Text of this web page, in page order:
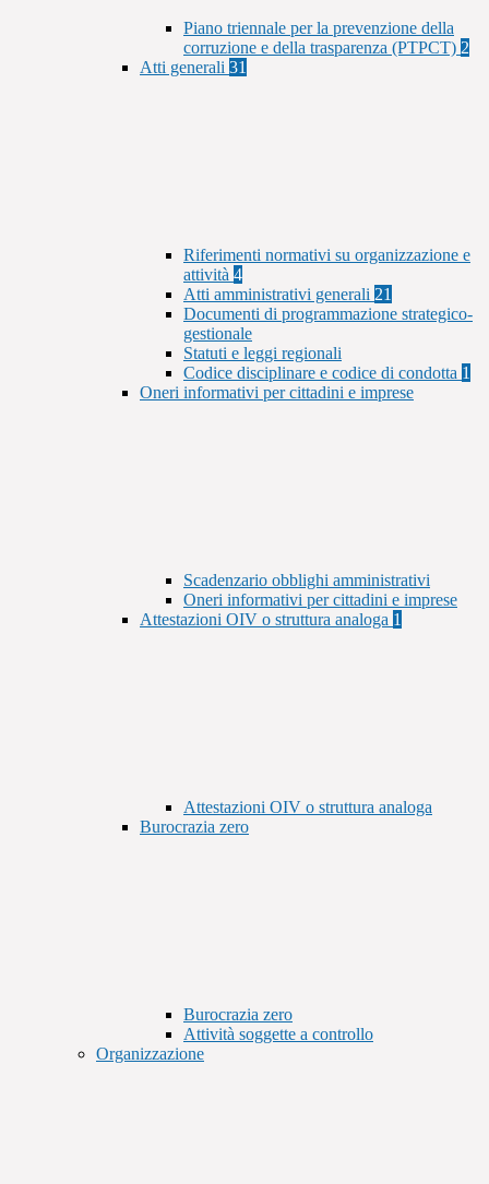
Piano triennale per la prevenzione della
corruzione e della trasparenza (PTPCT) 2
Atti generali 31
Riferimenti normativi su organizzazione e
attività 4
Atti amministrativi generali 21
Documenti di programmazione strategico-
gestionale
Statuti e leggi regionali
Codice disciplinare e codice di condotta 1
Oneri informativi per cittadini e imprese
Scadenzario obblighi amministrativi
Oneri informativi per cittadini e imprese
Attestazioni OIV o struttura analoga 1
Attestazioni OIV o struttura analoga
Burocrazia zero
Burocrazia zero
Attività soggette a controllo
Organizzazione